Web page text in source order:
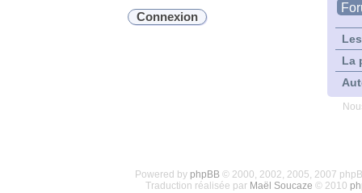
La
Powered by phpBB© 2000, 2002, 2005, 2007
Traduction réalisée par Maël Soucaze © 2010